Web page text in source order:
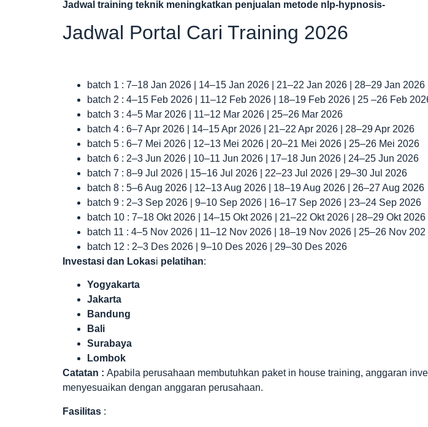
Jadwal training teknik meningkatkan penjualan metode nlp-hypnosis-
Jadwal Portal Cari Training 2026
batch 1 : 7–18 Jan 2026 | 14–15 Jan 2026 | 21–22 Jan 2026 | 28–29 Jan 2026
batch 2 : 4–15 Feb 2026 | 11–12 Feb 2026 | 18–19 Feb 2026 | 25 –26 Feb
batch 3 : 4–5 Mar 2026 | 11–12 Mar 2026 | 25–26 Mar 2026
batch 4 : 6–7 Apr 2026 | 14–15 Apr 2026 | 21–22 Apr 2026 | 28–29 Apr 2026
batch 5 : 6–7 Mei 2026 | 12–13 Mei 2026 | 20–21 Mei 2026 | 25–26 Mei 2026
batch 6 : 2–3 Jun 2026 | 10–11 Jun 2026 | 17–18 Jun 2026 | 24–25 Jun 2026
batch 7 : 8–9 Jul 2026 | 15–16 Jul 2026 | 22–23 Jul 2026 | 29–30 Jul 2026
batch 8 : 5–6 Aug 2026 | 12–13 Aug 2026 | 18–19 Aug 2026 | 26–27 Aug 2026
batch 9 : 2–3 Sep 2026 | 9–10 Sep 2026 | 16–17 Sep 2026 | 23–24 Sep 2026
batch 10 : 7–18 Okt 2026 | 14–15 Okt 2026 | 21–22 Okt 2026 | 28–29 Okt 2026
batch 11 : 4–5 Nov 2026 | 11–12 Nov 2026 | 18–19 Nov 2026 | 25–26 Nov 202
batch 12 : 2–3 Des 2026 | 9–10 Des 2026 | 29–30 Des 2026
Investasi dan Lokasi pelatihan:
Yogyakarta
Jakarta
Bandung
Bali
Surabaya
Lombok
Catatan : Apabila perusahaan membutuhkan paket in house training, anggaran
menyesuaikan dengan anggaran perusahaan.
Fasilitas :